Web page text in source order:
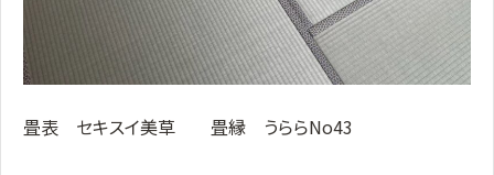
畳表 セキスイ美草 畳縁 うららNo43